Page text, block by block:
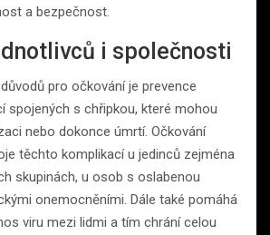
a bezpečnost.
i společnosti
pro očkování je prevence
spojených s chřipkou, které mohou
nebo dokonce úmrtí. Očkování
těchto komplikací u jedinců zejména
skupinách, u osob s oslabenou
onemocněními. Dále také pomáhá
viru mezi lidmi a tím chrání celou